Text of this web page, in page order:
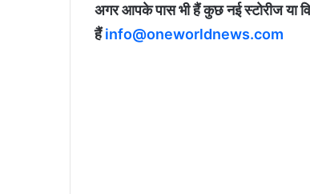
अगर आपके पास भी हैं कुछ नई स्टोरीज या
हैंinfo@oneworldnews.com